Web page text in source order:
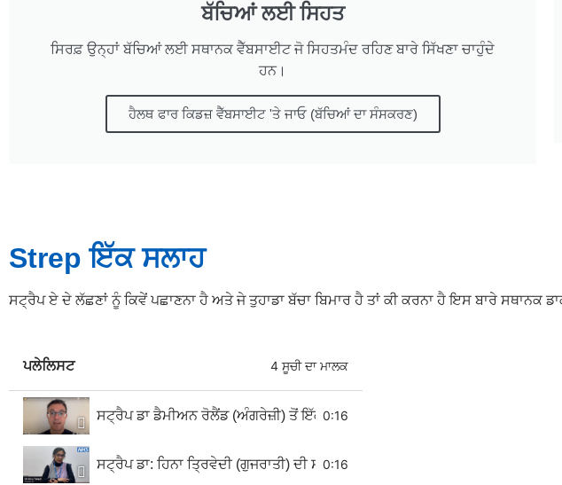
ਬੱਚਿਆਂ ਲਈ ਸਿਹਤ
ਸਿਰਫ਼ ਉਨ੍ਹਾਂ ਬੱਚਿਆਂ ਲਈ ਸਥਾਨਕ ਵੈੱਬਸਾਈਟ ਜੋ ਸਿਹਤਮੰਦ ਰਹਿਣ ਬਾਰੇ ਸਿੱਖਣਾ ਚਾਹੁੰਦੇ
ਹਨ।
ਹੈਲਥ ਫਾਰ ਕਿਡਜ਼ ਵੈੱਬਸਾਈਟ 'ਤੇ ਜਾਓ (ਬੱਚਿਆਂ ਦਾ ਸੰਸਕਰਣ)
Strep ਇੱਕ ਸਲਾਹ
ਸਟ੍ਰੈਪ ਏ ਦੇ ਲੱਛਣਾਂ ਨੂੰ ਕਿਵੇਂ ਪਛਾਣਨਾ ਹੈ ਅਤੇ ਜੇ ਤੁਹਾਡਾ ਬੱਚਾ ਬਿਮਾਰ ਹੈ ਤਾਂ ਕੀ ਕਰਨਾ ਹੈ ਇਸ ਬਾਰੇ ਸਥਾਨਕ
ਪਲੇਲਿਸਟ 4 ਸੂਚੀ ਦਾ ਮਾਲਕ
ਸਟ੍ਰੈਪ ਡਾ ਡੈਮੀਅਨ ਰੋਲੈਂਡ (ਅੰਗਰੇਜ਼ੀ) ਤੋਂ ਇੱਕ ਸਲਾਹ
0:16
ਸਟ੍ਰੈਪ ਡਾ: ਹਿਨਾ ਤ੍ਰਿਵੇਦੀ (ਗੁਜਰਾਤੀ) ਦੀ ਸਲਾਹ
0:16